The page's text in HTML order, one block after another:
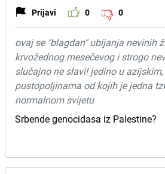
Prijavi 0 0
ovaj se "blagdan" ubijanja nevinih
krvožednog mesečevog i strogo
slučajno ne slavi! jedino u
pustopoljinama od kojih je jedna
normalnom svijetu
Srbende genocidasa iz Palestine?